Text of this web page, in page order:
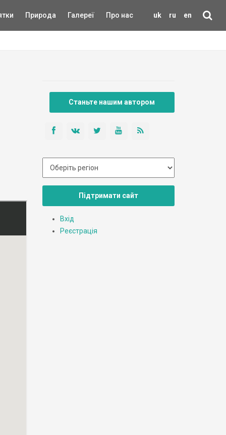
uk ru en
Природа Галереї Про нас
Станьте нашим автором
Підтримати сайт
Вхід
Реєстрація